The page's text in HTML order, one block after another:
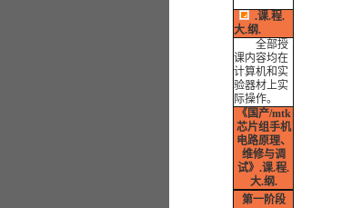
.课.程.
大.纲.
全部授
课内容均在
计算机和实
验器材上实
际操作。
《国产/mtk
芯片组手机
电路原理、
维修与调
试》 .课.程.
大.纲.
第一阶段